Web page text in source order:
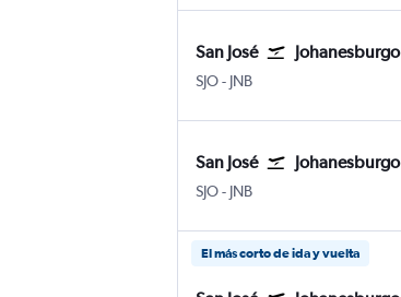
San José Johanesburgo
SJOSan José Internacional Juan
- JNB Johanesburgo
San José Johanesburgo
SJOSan José Internacional Juan
- JNB Johanesburgo
El más corto de ida y vuelta